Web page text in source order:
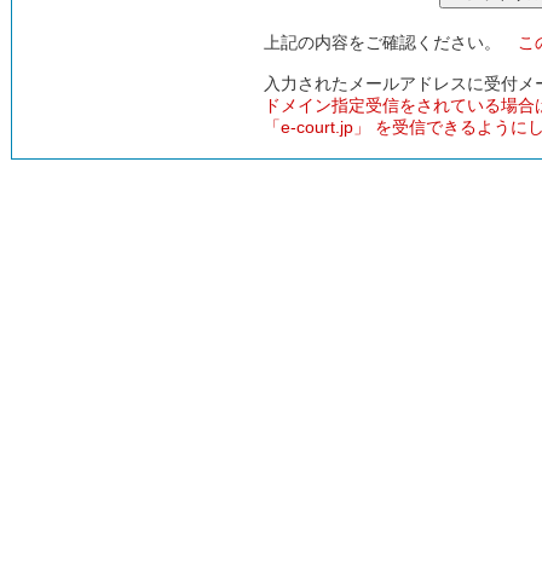
上記の内容をご確認ください。 こ
入力されたメールアドレスに受付
ドメイン指定受信をされている場合
「e-court.jp」 を受信できるように